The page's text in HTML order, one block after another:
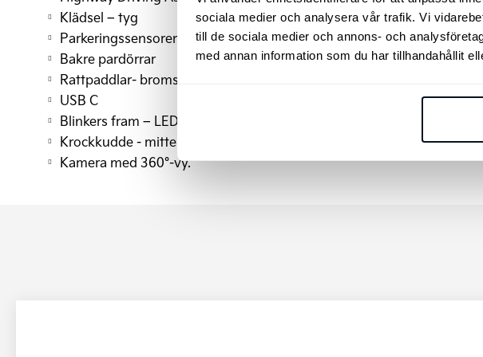
sociala medier och analysera vår trafik. Vi
till de sociala medier och annons- och
med annan information som du har tillhandahållit
Klädsel – tyg
Manuell
Parkeringssensorer fram&bak
LED-bakljus
Bakre pardörrar
Rattpaddlar- bromsenergiåtervinning
USB C
Vehicle to
Blinkers fram – LED
Krockkudde - mitten fram
Kamera med 360°-vy.